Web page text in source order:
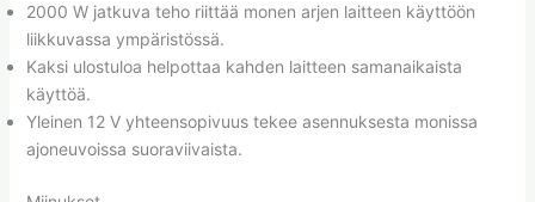
2000 W jatkuva teho riittää monen arjen laitteen käyttöön
liikkuvassa ympäristössä.
Kaksi ulostuloa helpottaa kahden laitteen samanaikaista
käyttöä.
Yleinen 12 V yhteensopivuus tekee asennuksesta monissa
ajoneuvoissa suoraviivaista.